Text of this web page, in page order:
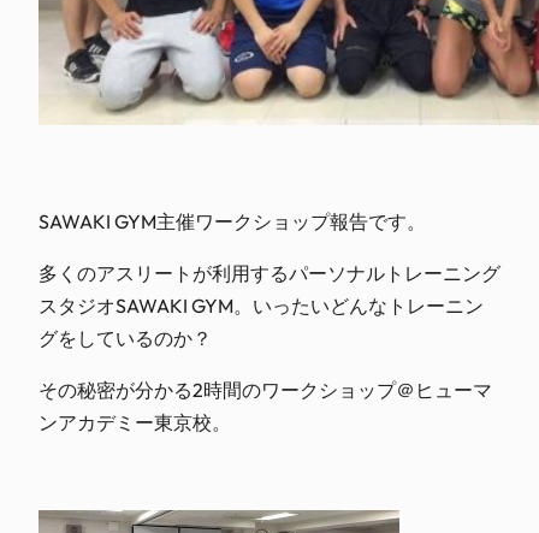
SAWAKI GYM主催ワークショップ報告です。
多くのアスリートが利用するパーソナルトレーニング
スタジオSAWAKI GYM。いったいどんなトレーニン
グをしているのか？
その秘密が分かる2時間のワークショップ＠ヒューマ
ンアカデミー東京校。